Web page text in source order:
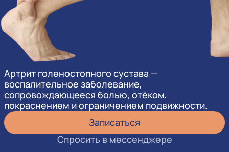
Артрит голеностопного сустава —
воспалительное заболевание,
сопровождающееся болью, отёком,
покраснением и ограничением подвижности.
Записаться
Спросить в мессенджере